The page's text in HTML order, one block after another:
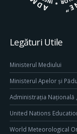
Legături Utile
Ministerul Mediului
Ministerul Apelor și
Administrația Națională
United Nations
World Meteorological